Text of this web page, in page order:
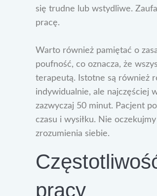
się trudne lub wstydliwe.
pracę.
Warto również pamiętać o
poufność, co oznacza, że
terapeutą. Istotne są również
indywidualnie, ale najczęściej
zazwyczaj 50 minut. Pacjent
czasu i wysiłku. Nie
zrozumienia siebie.
pracy